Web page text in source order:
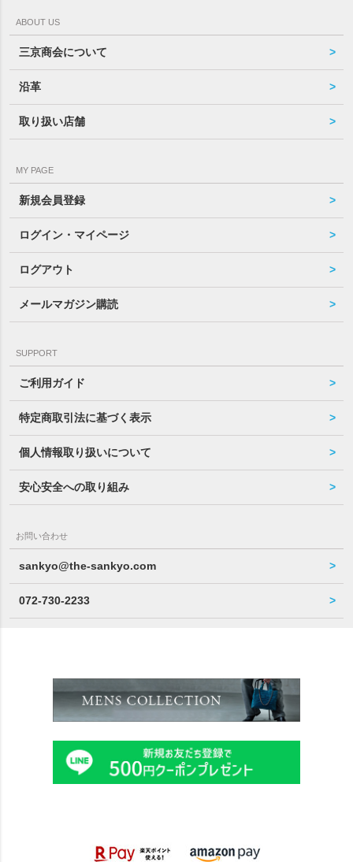
ABOUT US
三京商会について
沿革
取り扱い店舗
MY PAGE
新規会員登録
ログイン・マイページ
ログアウト
メールマガジン購読
SUPPORT
ご利用ガイド
特定商取引法に基づく表示
個人情報取り扱いについて
安心安全への取り組み
お問い合わせ
sankyo@the-sankyo.com
072-730-2233